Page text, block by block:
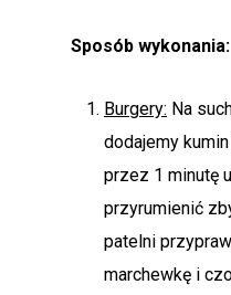
Sposób wykonania:
Burgery: Na
dodajemy
przez 1 minutę
przyrumienić
patelni
marchewkę i